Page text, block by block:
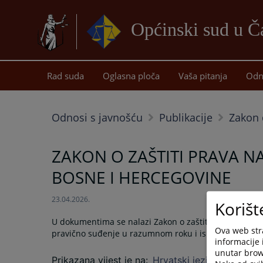
Općinski sud u
Rad suda Oglasna ploča Vaša pitanja
Odnosi s javnošću Publikacije Zakon
ZAKON O ZAŠTITI PRAVA
BOSNE I HERCEGOVINE
23.04.2026.
U dokumentima se nalazi Zakon o zaštiti prava na
pravično suđenje u razumnom roku i isplate
Prikazana vijest je na: Hrvatski jezik
Ova web
informacije
unutar